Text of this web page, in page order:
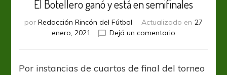
El Botellero ganó y está en semifinales
por Redacción Rincón del Fútbol Actualizado en 27
enero, 2021
Dejá un comentario
ganó
Por instancias de cuartos de final del torneo